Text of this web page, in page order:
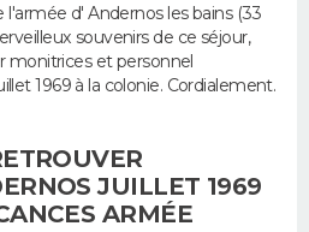
l'armée d' Andernos les bains (33
souvenirs de ce séjour,
monitrices et personnel
1969 à la colonie. Cordialement.
JUILLET 1969
ARMÉE